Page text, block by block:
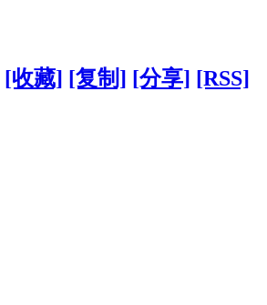
[收藏] [复制] [分享] [RSS]